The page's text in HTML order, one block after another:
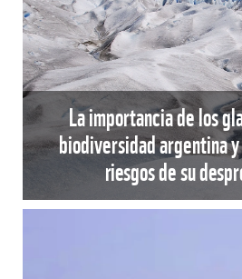
La importancia de los
biodiversidad argentina
riesgos de su